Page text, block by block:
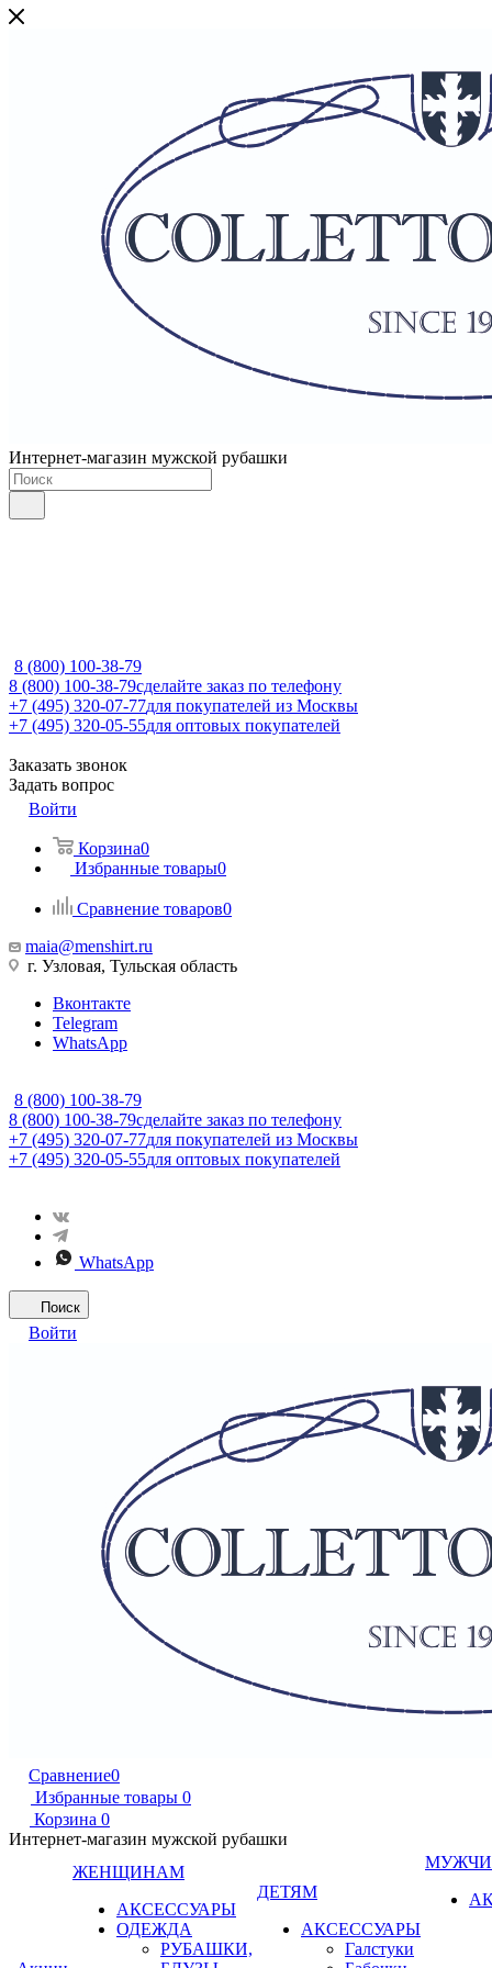
Интернет-магазин мужской рубашки
8 (800) 100-38-79
8 (800) 100-38-79сделайте заказ по телефону
+7 (495) 320-07-77для покупателей из Москвы
+7 (495) 320-05-55для оптовых покупателей
Заказать звонок
Задать вопрос
Войти
Корзина0
Избранные товары0
Сравнение товаров0
maia@menshirt.ru
г. Узловая, Тульская область
Вконтакте
Telegram
WhatsApp
8 (800) 100-38-79
8 (800) 100-38-79сделайте заказ по телефону
+7 (495) 320-07-77для покупателей из Москвы
+7 (495) 320-05-55для оптовых покупателей
WhatsApp
Поиск
Войти
Сравнение0
Избранные товары 0
Корзина 0
Интернет-магазин мужской рубашки
ЖЕНЩИНАМ
АКСЕССУАРЫ
ОДЕЖДА
РУБАШКИ,
ДЕТЯМ
АКСЕССУАРЫ
Галстуки